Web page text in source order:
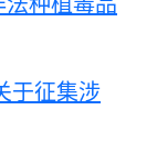
于征集涉